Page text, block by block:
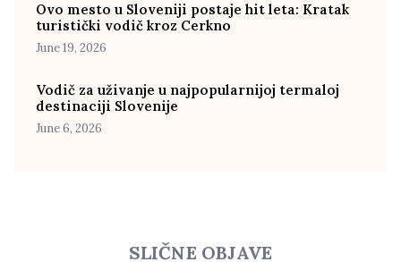
Ovo mesto u Sloveniji postaje hit leta: Kratak
turistički vodič kroz Cerkno
June 19, 2026
Vodič za uživanje u najpopularnijoj termaloj
destinaciji Slovenije
June 6, 2026
SLIČNE OBJAVE